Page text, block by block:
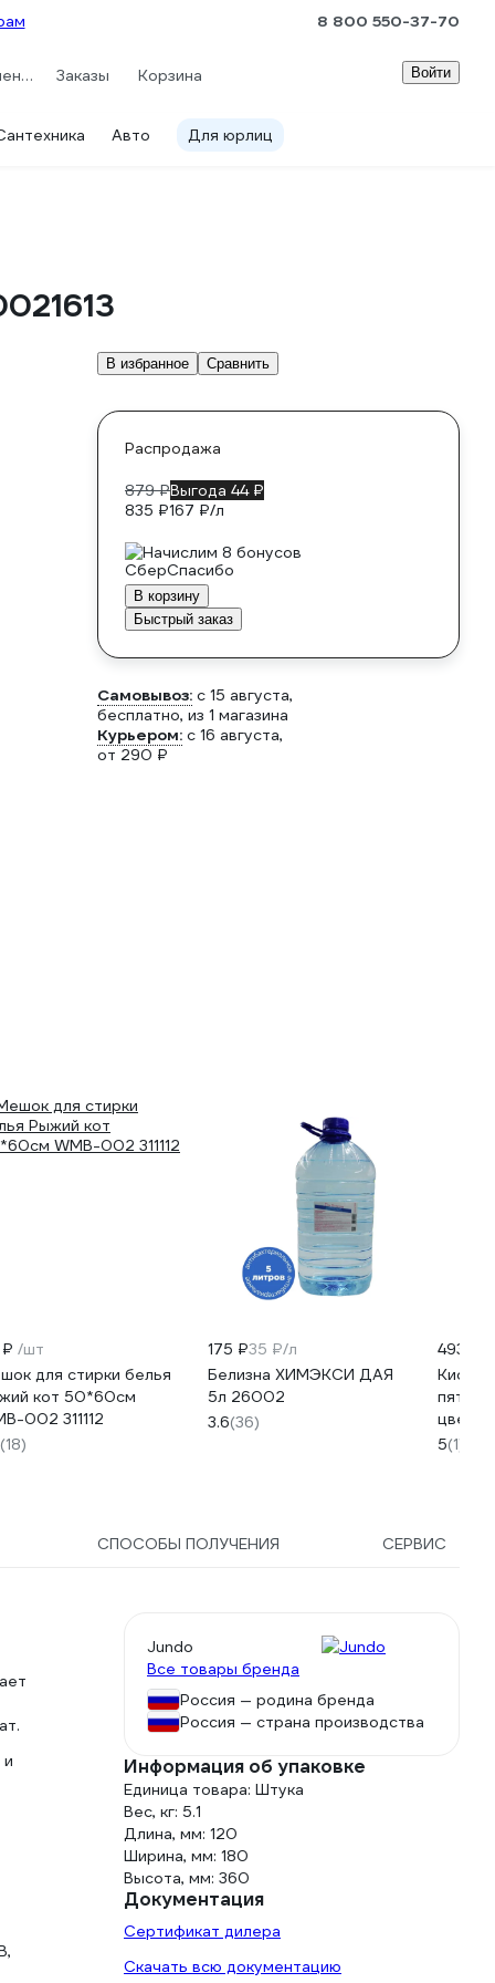
8 800 550-37-70
Сравнение Заказы Корзина Войти
Авто Для юрлиц
В избранное Сравнить
Распродажа
879 ₽Выгода 44 ₽
835 ₽167 ₽/л
Начислим 8 бонусов
В корзину
Быстрый заказ
Самовывоз: c 15 августа,
бесплатно, из 1 магазина
Курьером: c 16 августа,
от 290 ₽
/шт
для стирки белья
кот 50*60см
002 311112
(18)
175 ₽35 ₽/л
Белизна ХИМЭКСИ ДАЯ
5л 26002
3.6(36)
493 ₽
5(1)
СПОСОБЫ ПОЛУЧЕНИЯ СЕРВИС
Jundo
Все товары бренда
Россия — родина бренда
Россия — страна производства
Информация об упаковке
Единица товара: Штука
Вес, кг: 5.1
Длина, мм: 120
Ширина, мм: 180
Высота, мм: 360
Документация
Сертификат дилера
Скачать всю документацию